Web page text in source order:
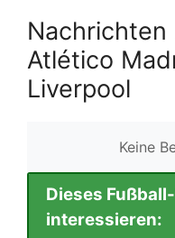
Nachrichten
Atlético
Liverpool
Keine
Dieses
interessieren: